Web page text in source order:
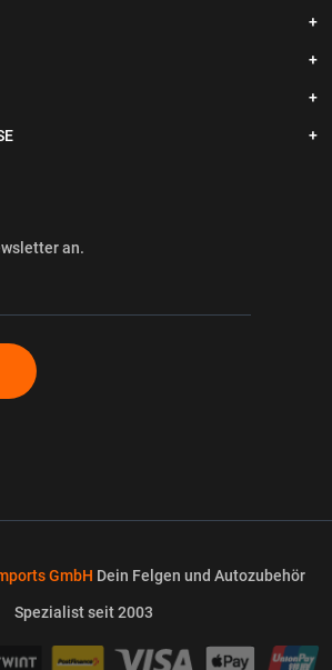
an.
GmbH Dein Felgen und Autozubehör
Spezialist seit 2003